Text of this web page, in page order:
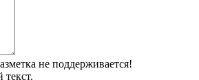
не поддерживается!